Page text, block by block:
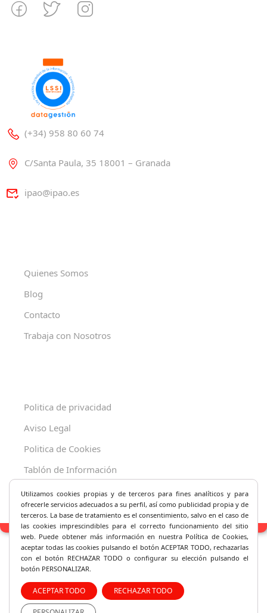
(+34) 958 80 60 74
C/Santa Paula, 35 18001 – Granada
ipao@ipao.es
Quienes Somos
Blog
Contacto
Trabaja con Nosotros
Politica de privacidad
Aviso Legal
Politica de Cookies
Tablón de Información
Decreto 625/2019
Utilizamos cookies propias y de terceros para fines analíticos y para
ofrecerle servicios adecuados a su perfil, así como publicidad propia y de
terceros. La base de tratamiento es el consentimiento, salvo en el caso de
las cookies imprescindibles para el correcto funcionamiento del sitio
web. Puede obtener más información en nuestra Política de Cookies,
aceptar todas las cookies pulsando el botón ACEPTAR TODO, rechazarlas
con el botón RECHAZAR TODO o configurar su elección pulsando el
botón PERSONALIZAR.
ACEPTAR TODO RECHAZAR TODO